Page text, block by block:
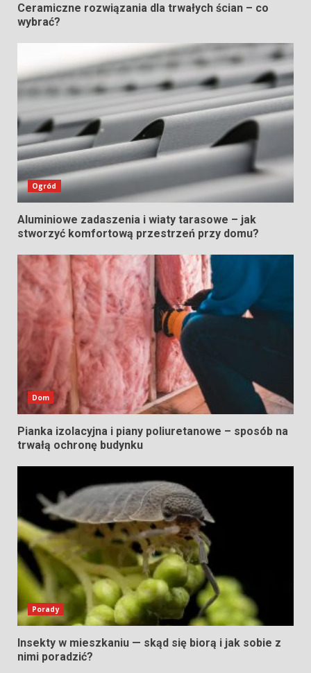
Ceramiczne rozwiązania dla trwałych ścian – co
wybrać?
Ogród
Aluminiowe zadaszenia i wiaty tarasowe – jak
stworzyć komfortową przestrzeń przy domu?
Dom
Pianka izolacyjna i piany poliuretanowe – sposób na
trwałą ochronę budynku
Porady
Insekty w mieszkaniu — skąd się biorą i jak sobie z
nimi poradzić?